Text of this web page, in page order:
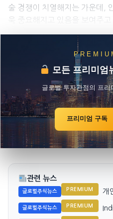
술 경쟁이 치열해지는 가운데,
욱 중요해지고 있음을 보여주고
모든 프리미엄
글로벌 투자관점의 프
프리미엄 구독
관련 뉴스
글로벌주식뉴스 PREMIUM
개
글로벌주식뉴스 PREMIUM